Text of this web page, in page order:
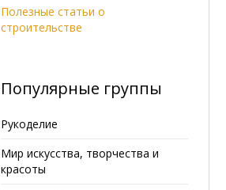
Полезные статьи о
строительстве
Популярные группы
Рукоделие
Мир искусства, творчества и
красоты